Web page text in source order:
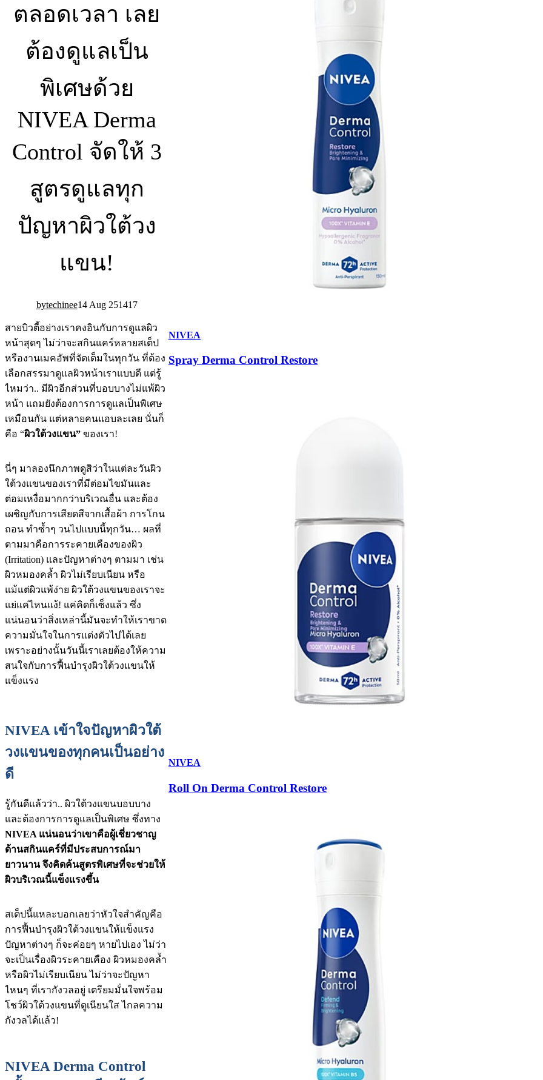
ตลอดเวลา เลย
ต้องดูแลเป็น
พิเศษด้วย
NIVEA Derma
Control จัดให้ 3
สูตรดูแลทุก
ปัญหาผิวใต้วง
แขน!
techinee14 Aug 251417
สายบิวตี้อย่างเราคงอินกับการดูแลผิว
หน้าสุดๆ ไม่ว่าจะสกินแคร์หลายสเต็ป
หรืองานเมคอัพที่จัดเต็มในทุกวัน ที่ต้อง
เลือกสรรมาดูแลผิวหน้าเราแบบดี แต่รู้
ไหมว่า.. มีผิวอีกส่วนที่บอบบางไม่แพ้ผิว
หน้า แถมยังต้องการการดูแลเป็นพิเศษ
เหมือนกัน แต่หลายคนแอบละเลย นั่นก็
คือ “ผิวใต้วงแขน” ของเรา!
นี่ๆ มาลองนึกภาพดูสิว่าในแต่ละวันผิว
ใต้วงแขนของเราที่มีต่อมไขมันและ
ต่อมเหงื่อมากกว่าบริเวณอื่น และต้อง
เผชิญกับการเสียดสีจากเสื้อผ้า การโกน
ถอน ทำซ้ำๆ วนไปแบบนี้ทุกวัน… ผลที่
ตามมาคือการระคายเคืองของผิว
(Irritation) และปัญหาต่างๆ ตามมา เช่น
ผิวหมองคล้ำ ผิวไม่เรียบเนียน หรือ
แม้แต่ผิวแพ้ง่าย ผิวใต้วงแขนของเราจะ
แย่แค่ไหนแง้! แค่คิดก็เซ็งแล้ว ซึ่ง
แน่นอนว่าสิ่งเหล่านี้มันจะทำให้เราขาด
ความมั่นใจในการแต่งตัวไปได้เลย
เพราะอย่างนั้นวันนี้เราเลยต้องให้ความ
สนใจกับการฟื้นบำรุงผิวใต้วงแขนให้
แข็งแรง
NIVEA เข้าใจปัญหาผิวใต้
วงแขนของทุกคนเป็นอย่าง
ดี
รู้กันดีแล้วว่า.. ผิวใต้วงแขนบอบบาง
และต้องการการดูแลเป็นพิเศษ ซึ่งทาง
NIVEA แน่นอนว่าเขาคือผู้เชี่ยวชาญ
ด้านสกินแคร์ที่มีประสบการณ์มา
ยาวนาน จึงคิดค้นสูตรพิเศษที่จะช่วยให้
ผิวบริเวณนี้แข็งแรงขึ้น
สเต็ปนี้แหละบอกเลยว่าหัวใจสำคัญคือ
การฟื้นบำรุงผิวใต้วงแขนให้แข็งแรง
ปัญหาต่างๆ ก็จะค่อยๆ หายไปเอง ไม่ว่า
จะเป็นเรื่องผิวระคายเคือง ผิวหมองคล้ำ
หรือผิวไม่เรียบเนียน ไม่ว่าจะปัญหา
ไหนๆ ที่เรากังวลอยู่ เตรียมมั่นใจพร้อม
โชว์ผิวใต้วงแขนที่ดูเนียนใส ไกลความ
กังวลได้แล้ว!
NIVEA Derma Control
NIVEA
Spray Derma Control Restore
NIVEA
Roll On Derma Control Restore